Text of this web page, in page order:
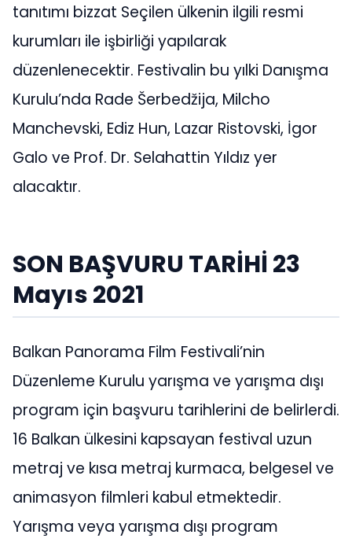
tanıtımı bizzat Seçilen ülkenin ilgili resmi
kurumları ile işbirliği yapılarak
düzenlenecektir. Festivalin bu yılki Danışma
Kurulu’nda Rade Šerbedžija, Milcho
Manchevski, Ediz Hun, Lazar Ristovski, İgor
Galo ve Prof. Dr. Selahattin Yıldız yer
alacaktır.
SON BAŞVURU TARİHİ 23
Mayıs 2021
Balkan Panorama Film Festivali’nin
Düzenleme Kurulu yarışma ve yarışma dışı
program için başvuru tarihlerini de belirlerdi.
16 Balkan ülkesini kapsayan festival uzun
metraj ve kısa metraj kurmaca, belgesel ve
animasyon filmleri kabul etmektedir.
Yarışma veya yarışma dışı program